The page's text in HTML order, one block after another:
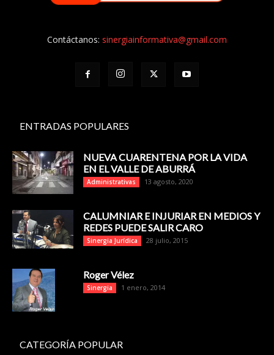
Contáctanos: sinergiainformativa@gmail.com
ENTRADAS POPULARES
NUEVA CUARENTENA POR LA VIDA
EN EL VALLE DE ABURRÁ
Administrativas 13 agosto, 2020
CALUMNIAR E INJURIAR EN MEDIOS Y
REDES PUEDE SALIR CARO
Sinergia Jurídica 28 julio, 2015
Roger Vélez
Sinergia 1 enero, 2014
CATEGORÍA POPULAR